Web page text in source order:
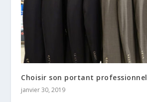
Choisir son portant professionnel
janvier 30, 2019